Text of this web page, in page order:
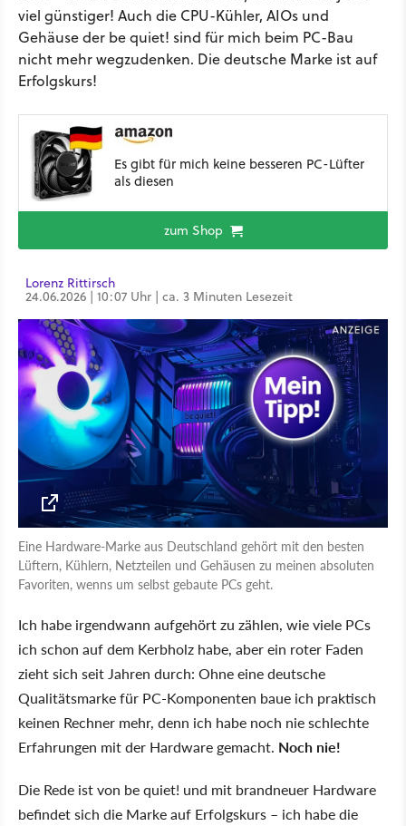
viel günstiger! Auch die CPU-Kühler, AIOs und
Gehäuse der be quiet! sind für mich beim PC-Bau
nicht mehr wegzudenken. Die deutsche Marke ist auf
Erfolgskurs!
Es gibt für mich keine besseren PC-Lüfter
als diesen
zum Shop
Lorenz Rittirsch
24.06.2026 | 10:07 Uhr | ca. 3 Minuten Lesezeit
Eine Hardware-Marke aus Deutschland gehört mit den besten
Lüftern, Kühlern, Netzteilen und Gehäusen zu meinen absoluten
Favoriten, wenns um selbst gebaute PCs geht.
Ich habe irgendwann aufgehört zu zählen, wie viele PCs
ich schon auf dem Kerbholz habe, aber ein roter Faden
zieht sich seit Jahren durch: Ohne eine deutsche
Qualitätsmarke für PC-Komponenten baue ich praktisch
keinen Rechner mehr, denn ich habe noch nie schlechte
Erfahrungen mit der Hardware gemacht. Noch nie!
Die Rede ist von be quiet! und mit brandneuer Hardware
befindet sich die Marke auf Erfolgskurs – ich habe die